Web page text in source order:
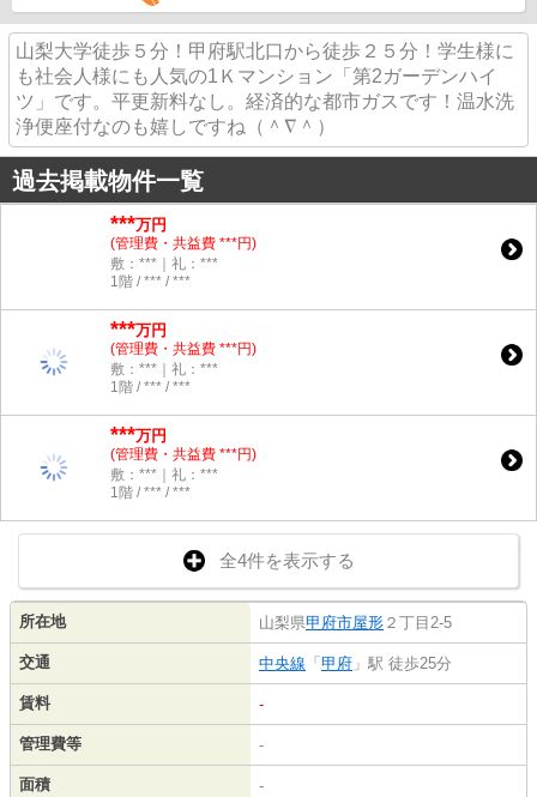
山梨大学徒歩５分！甲府駅北口から徒歩２５分！学生様に
も社会人様にも人気の1Ｋマンション「第2ガーデンハイ
ツ」です。平更新料なし。経済的な都市ガスです！温水洗
浄便座付なのも嬉しですね（＾∇＾）
過去掲載物件一覧
***万円
(管理費・共益費 ***円)
敷：***｜礼：***
1階 / *** / ***
***万円
(管理費・共益費 ***円)
敷：***｜礼：***
1階 / *** / ***
***万円
(管理費・共益費 ***円)
敷：***｜礼：***
1階 / *** / ***
全4件を表示する
所在地 山梨県甲府市屋形 ２丁目2-5
交通 中央線 「 甲府 」駅 徒歩25分
賃料 -
管理費等 -
面積 -